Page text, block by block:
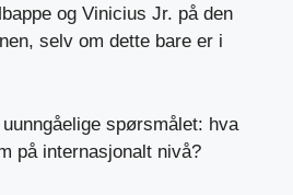
og Vinicius Jr. på den
selv om dette bare er i
spørsmålet: hva
på internasjonalt nivå?